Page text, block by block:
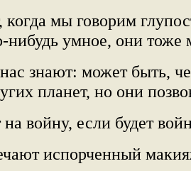
когда мы говорим
нибудь умное, они тоже
знают: может быть,
планет, но они
войну, если будет
испорченный